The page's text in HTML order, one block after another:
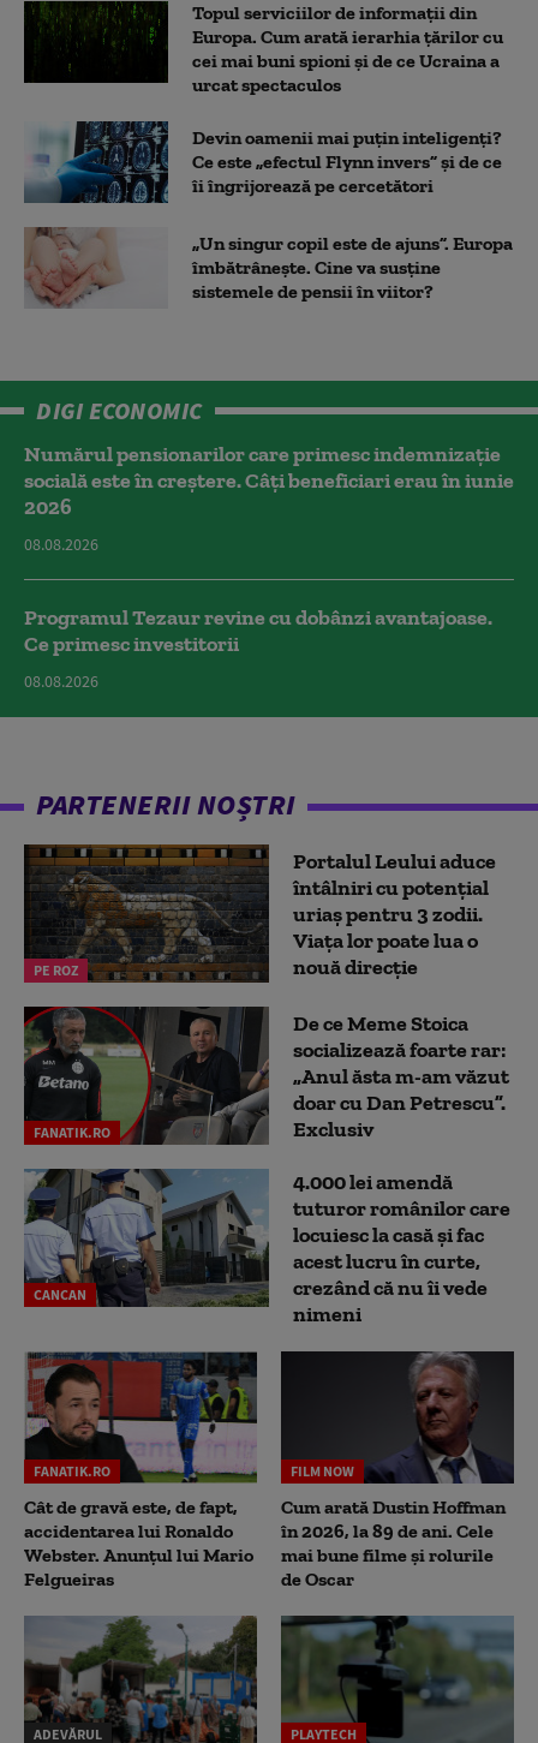
Topul serviciilor de informații din
Europa. Cum arată ierarhia țărilor cu
cei mai buni spioni și de ce Ucraina a
urcat spectaculos
Devin oamenii mai puțin inteligenți?
Ce este „efectul Flynn invers” și de ce
îi îngrijorează pe cercetători
„Un singur copil este de ajuns”. Europa
îmbătrânește. Cine va susține
sistemele de pensii în viitor?
DIGI ECONOMIC
Numărul pensionarilor care primesc indemnizaţie
socială este în creștere. Câți beneficiari erau în iunie
2026
08.08.2026
Programul Tezaur revine cu dobânzi avantajoase.
Ce primesc investitorii
08.08.2026
PARTENERII NOȘTRI
PE ROZ
Portalul Leului aduce
întâlniri cu potențial
uriaș pentru 3 zodii.
Viața lor poate lua o
nouă direcție
FANATIK.RO
De ce Meme Stoica
socializează foarte rar:
„Anul ăsta m-am văzut
doar cu Dan Petrescu”.
Exclusiv
CANCAN
4.000 lei amendă
tuturor românilor care
locuiesc la casă și fac
acest lucru în curte,
crezând că nu îi vede
nimeni
FANATIK.RO
Cât de gravă este, de fapt,
accidentarea lui Ronaldo
Webster. Anunțul lui Mario
Felgueiras
FILM NOW
Cum arată Dustin Hoffman
în 2026, la 89 de ani. Cele
mai bune filme și rolurile
de Oscar
ADEVĂRUL PLAYTECH